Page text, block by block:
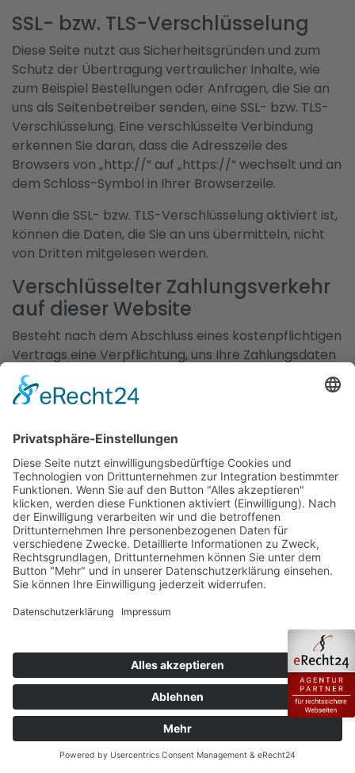
SSL- bzw. TLS-Verschlüsselung
Diese Seite nutzt aus Sicherheitsgründen und zum
Schutz der Übertragung vertraulicher Inhalte, wie
zum Beispiel Bestellungen oder Anfragen, die Sie an
uns als Seitenbetreiber senden, eine SSL- bzw. TLS-
Verschlüsselung. Eine verschlüsselte Verbindung
erkennen Sie daran, dass die Adresszeile des
Browsers von „http://“ auf „https://“ wechselt und an
dem Schloss-Symbol in Ihrer Browserzeile.
Wenn die SSL- bzw. TLS-Verschlüsselung aktiviert ist,
können die Daten, die Sie an uns übermitteln, nicht
von Dritten mitgelesen werden.
Verschlüsselter Zahlungsverkehr
auf dieser Website
Besteht nach dem Abschluss eines kostenpflichtigen
Vertrags eine Verpflichtung, uns Ihre Zahlungsdaten
(z. B. Kontonummer bei Einzugsermächtigung) zu
übermitteln, werden diese Daten zur
Der Zahlungsverkehr über die gängigen
Zahlungsmittel (Visa/MasterCard,
Lastschriftverfahren) erfolgt ausschließlich über
eine verschlüsselte SSL- bzw. TLS-Verbindung. Eine
verschlüsselte Verbindung erkennen Sie daran, dass
die Adresszeile des Browsers von „http://“ auf
„https://“ wechselt und an dem Schloss-Symbol in
Ihrer Browserzeile.
Bei verschlüsselter Kommunikation können Ihre
Zahlungsdaten, die Sie an uns übermitteln, nicht von
Widerspruch gegen Werbe-E-
Mails
Der Nutzung von im Rahmen der Impressumspflicht
veröffentlichten Kontaktdaten zur Übersendung von